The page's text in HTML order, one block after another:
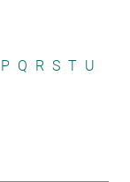
P Q R S T U